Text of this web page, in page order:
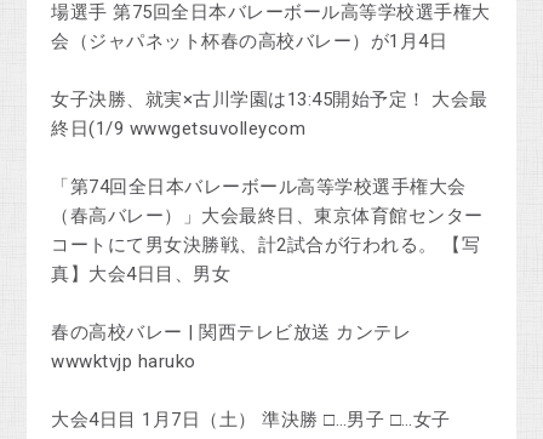
場選手 第75回全日本バレーボール高等学校選手権大
会（ジャパネット杯春の高校バレー）が1月4日
女子決勝、就実×古川学園は13:45開始予定！ 大会最
終日(1/9 wwwgetsuvolleycom
「第74回全日本バレーボール高等学校選手権大会
（春高バレー）」大会最終日、東京体育館センター
コートにて男女決勝戦、計2試合が行われる。 【写
真】大会4日目、男女
春の高校バレー | 関西テレビ放送 カンテレ
wwwktvjp haruko
大会4日目 1月7日（土） 準決勝 □…男子 □…女子